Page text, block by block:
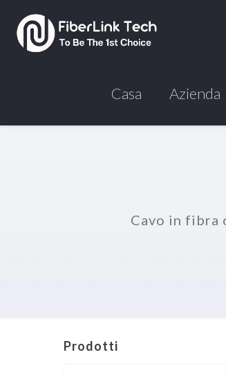
Casa Azienda
Cavo in fibra
Prodotti